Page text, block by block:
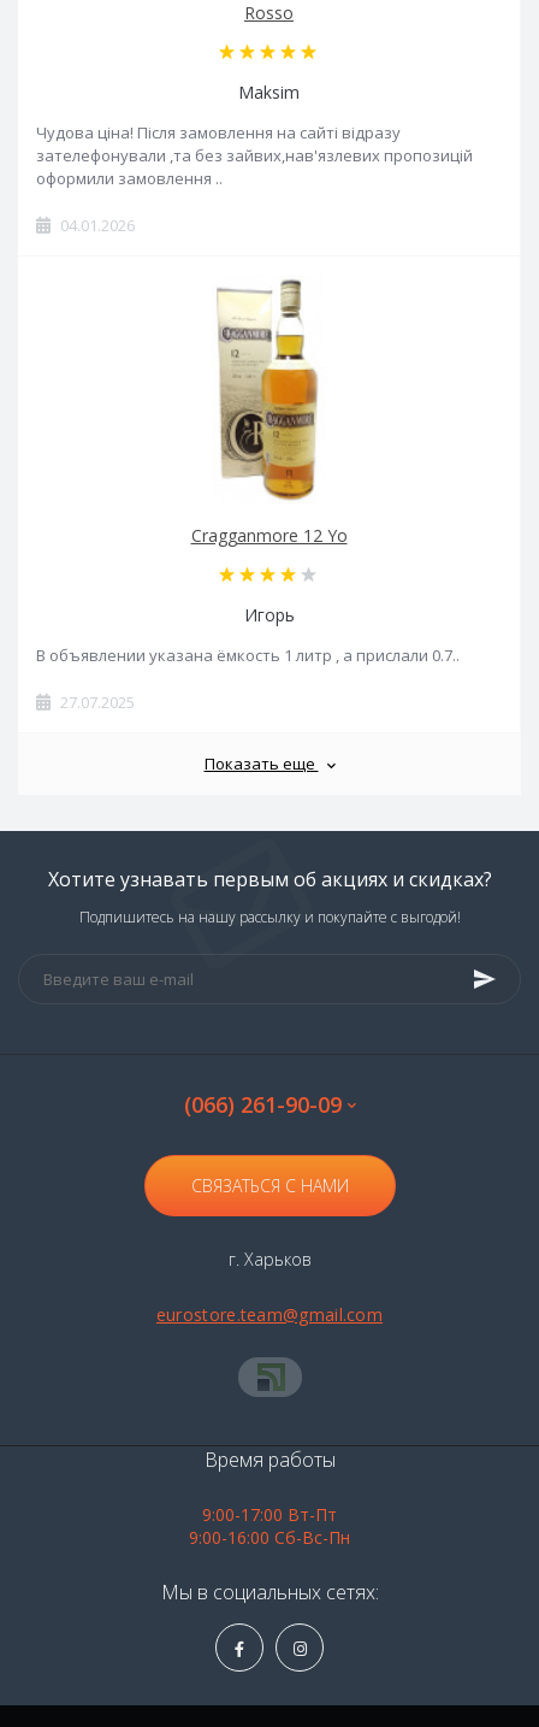
Rosso
Maksim
Чудова ціна! Після замовлення на сайті відразу
зателефонували ,та без зайвих,нав'язлевих пропозицій
оформили замовлення ..
04.01.2026
Cragganmore 12 Yo
Игорь
В объявлении указана ёмкость 1 литр , а прислали 0.7..
27.07.2025
Показать еще
Хотите узнавать первым об акциях и скидках?
Подпишитесь на нашу рассылку и покупайте с выгодой!
(066) 261-90-09
СВЯЗАТЬСЯ С НАМИ
г. Харьков
eurostore.team@gmail.com
Время работы
9:00-17:00 Вт-Пт
9:00-16:00 Сб-Вс-Пн
Мы в социальных сетях: